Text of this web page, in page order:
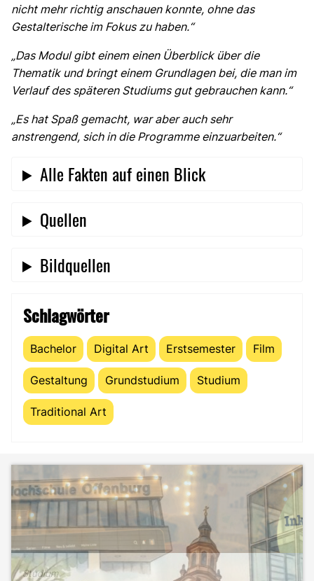
nicht mehr richtig anschauen konnte, ohne das
Gestalterische im Fokus zu haben.“
„Das Modul gibt einem einen Überblick über die
Thematik und bringt einem Grundlagen bei, die man im
Verlauf des späteren Studiums gut gebrauchen kann.“
„Es hat Spaß gemacht, war aber auch sehr
anstrengend, sich in die Programme einzuarbeiten.“
Alle Fakten auf einen Blick
Quellen
Bildquellen
Schlagwörter
Bachelor Digital Art Erstsemester Film
Gestaltung Grundstudium Studium
Traditional Art
Studium